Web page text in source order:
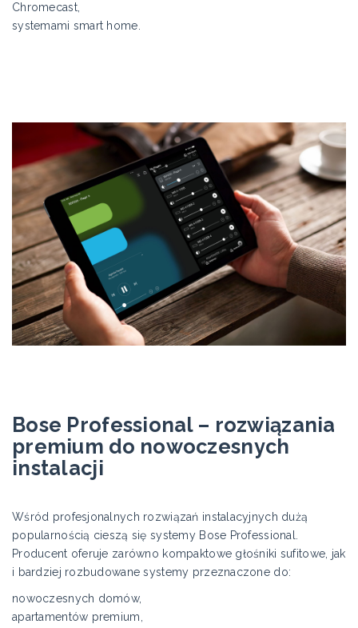
Chromecast,
systemami smart home.
Bose Professional – rozwiązania
premium do nowoczesnych
instalacji
Wśród profesjonalnych rozwiązań instalacyjnych dużą
popularnością cieszą się systemy Bose Professional.
Producent oferuje zarówno kompaktowe głośniki sufitowe, jak
i bardziej rozbudowane systemy przeznaczone do:
nowoczesnych domów,
apartamentów premium,